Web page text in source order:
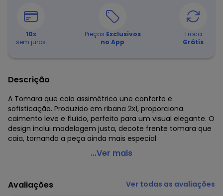
10x
sem juros
Preços Exclusivos
no App
Troca
Grátis
Descrição
A Tomara que caia assimétrico une conforto e
sofisticação. Produzido em ribana 2x1, proporciona
caimento leve e fluído, perfeito para um visual elegante. O
design inclui modelagem justa, decote frente tomara que
caia, tornando a peça ainda mais especial.
Use Modo - Tomara que Caia Assimetrico Preto
Modelagem: Justa
Fornecedor: DIMATEX INDUSTRIA E COMERCIO LTDA / CNPJ
...Ver mais
Avaliações Ver todas as avaliações